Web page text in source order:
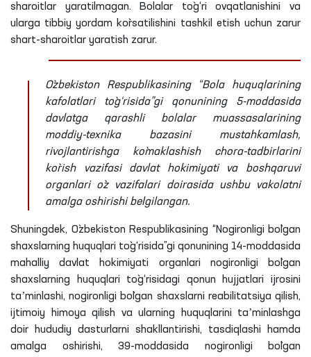
sharoitlar yaratilmagan. Bolalar to`g‘ri ovqatlanishini va
ularga tibbiy yоrdam ko`rsatilishini tashkil etish uchun zarur
shart-sharoitlar yaratish zarur.
O`zbekiston Respublikasining “Bola huquqlarining
kafolatlari to`g‘risida”gi qonunining 5-moddasida
davlatga qarashli bolalar muassasalarining
moddiy-texnika bazasini mustahkamlash,
rivojlantirishga ko`maklashish chora-tadbirlarini
ko`rish vazifasi davlat hokimiyati va boshqaruvi
organlari o`z vazifalari doirasida ushbu vakolatni
amalga oshirishi belgilangan.
Shuningdek, O`zbekiston Respublikasining “Nogironligi bo`lgan
shaxslarning huquqlari to`g‘risida”gi qonunining 14-moddasida
mahalliy davlat hokimiyati organlari nogironligi bo`lgan
shaxslarning huquqlari to`g‘risidagi qonun hujjatlari ijrosini
taʼminlashi, nogironligi bo`lgan shaxslarni reabilitatsiya qilish,
ijtimoiy himoya qilish va ularning huquqlarini taʼminlashga
doir hududiy dasturlarni shakllantirishi, tasdiqlashi hamda
amalga oshirishi, 39-moddasida nogironligi bo`lgan